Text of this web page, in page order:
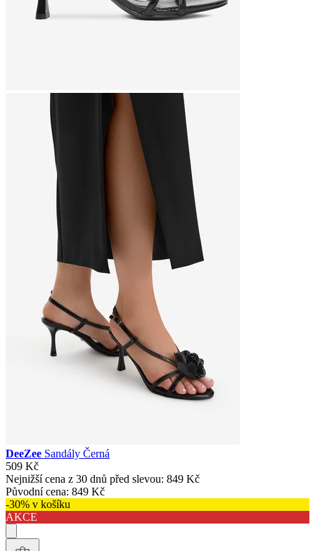
DeeZee Sandály Černá
509 Kč
Nejnižší cena z 30 dnů před slevou: 849 Kč
Původní cena: 849 Kč
-30% v košíku
AKCE